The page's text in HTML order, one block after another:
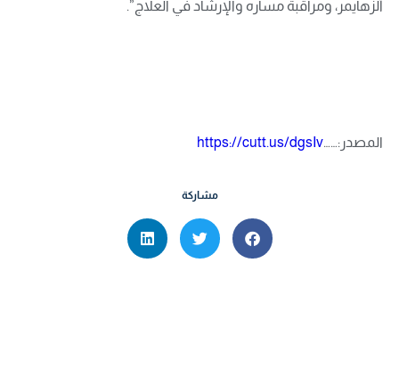
ألزهايمر، ومراقبة مساره والإرشاد في العلاج”.
المصدر:……https://cutt.us/dgsIv
مشاركة